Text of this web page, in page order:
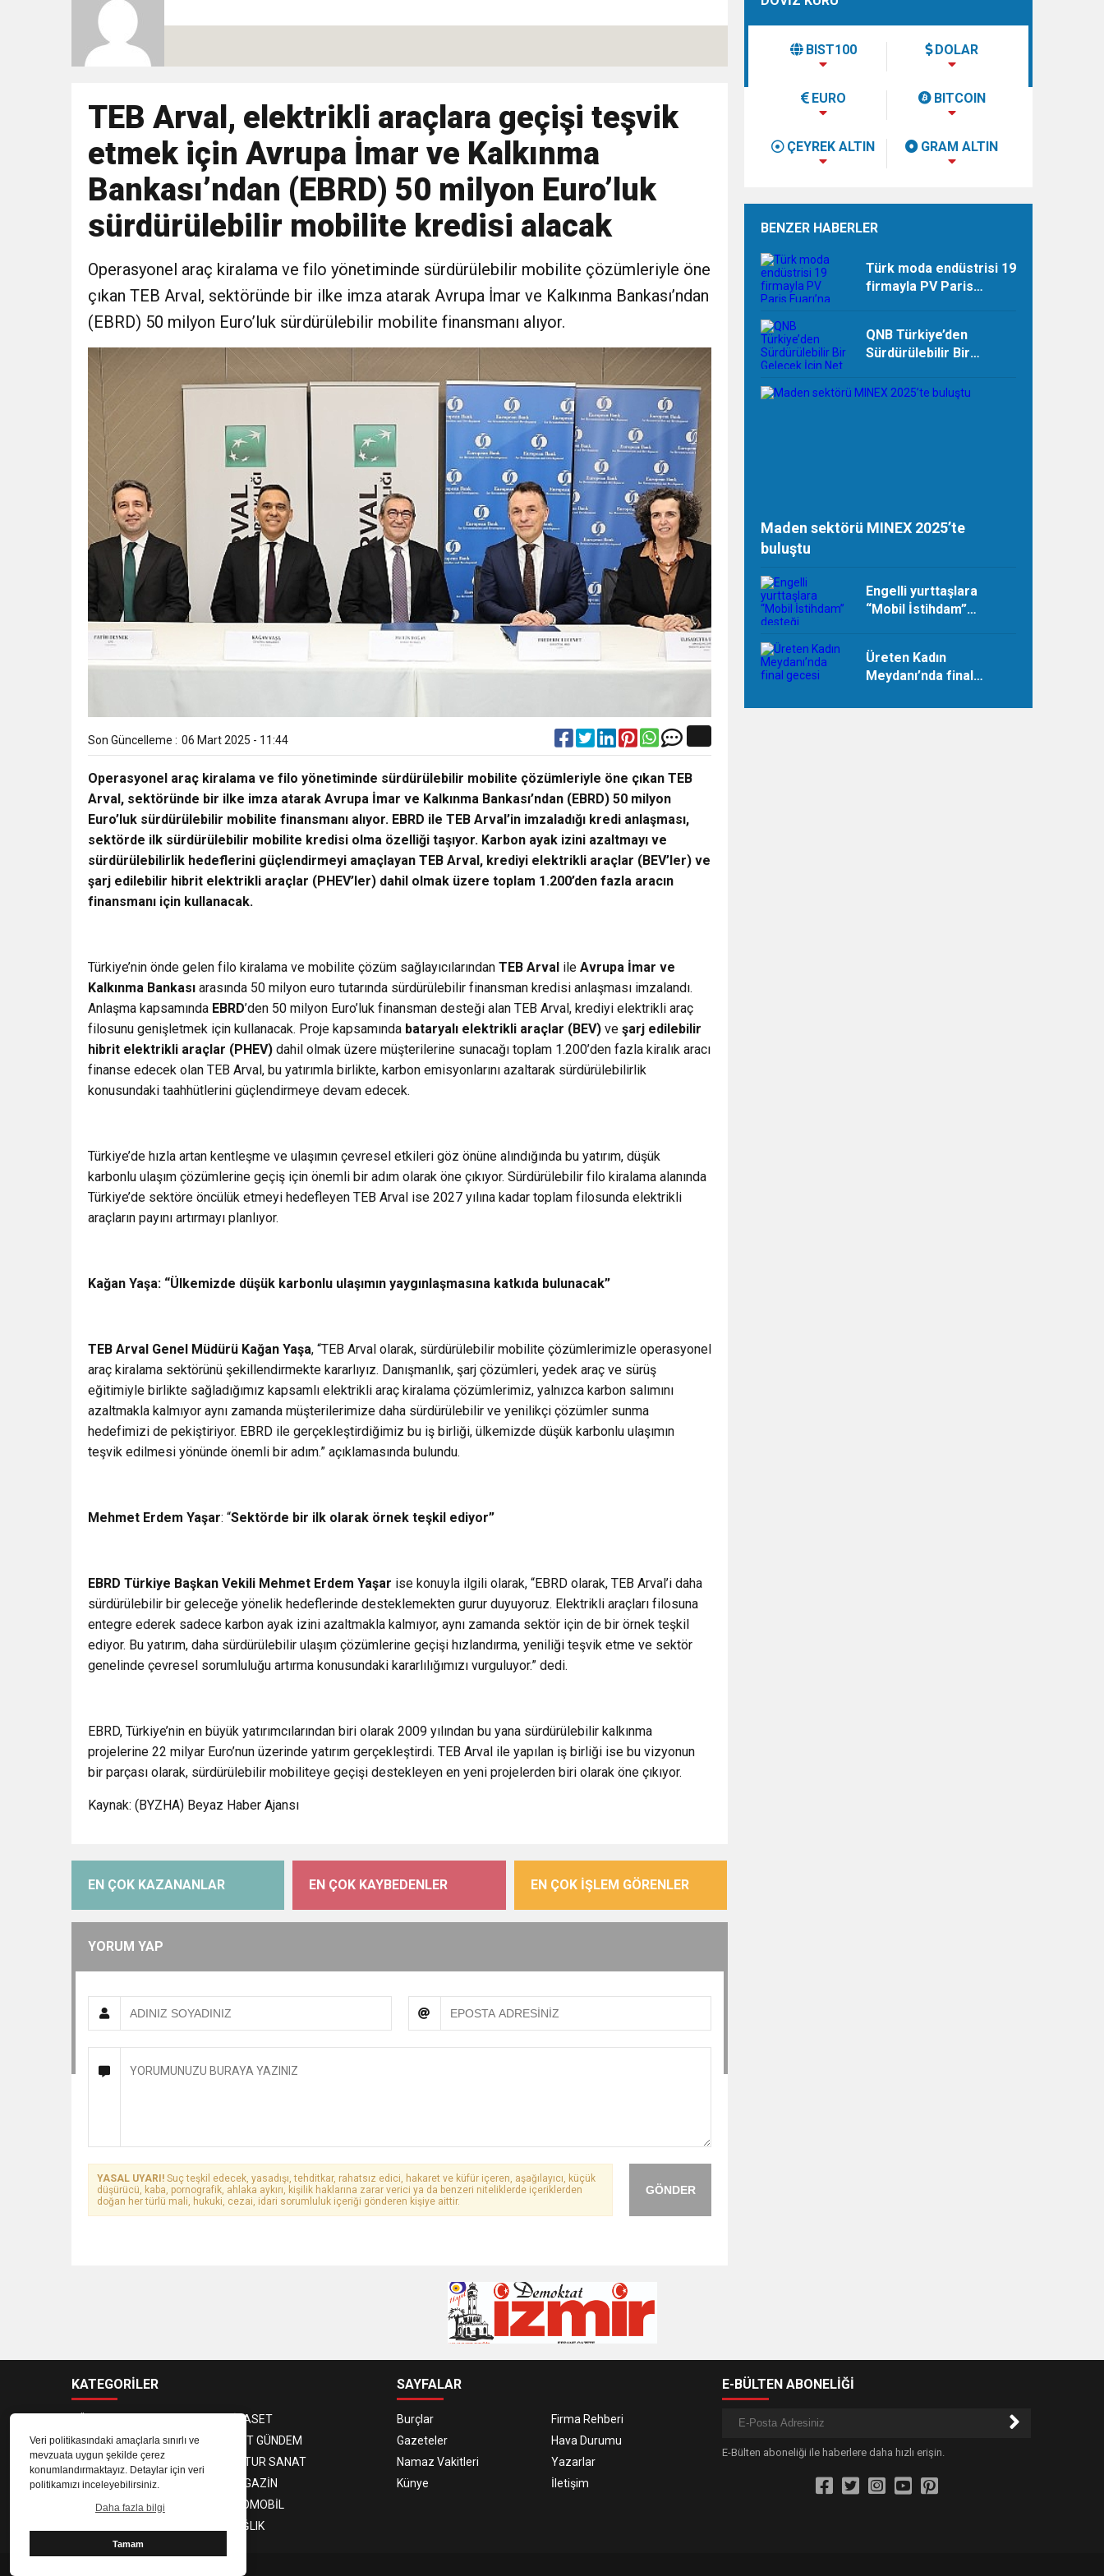
Veri politikasındaki amaçlarla sınırlı ve
mevzuata uygun şekilde çerez
konumlandırmaktayız. Detaylar için veri
politikamızı inceleyebilirsiniz.
Daha fazla bilgi
Tamam
Destek Ziyareti
10:51 Yeni İl Başkanı “Çakır” Hızlı Başladı: Hedef, Halkla Kucaklaşmak”
9:33 CHP’li 3 Genç Tutuklandı: Siyasi Saldırının Hedefinde Mehmet Türkmen mi Var?
8:35 Anneler Günü’nde TAMEV ile İyilik ve Dayanışma Buluşması
14:11 Buca’da Ruhsatı Tartışmalı İnşaat Meclis Gündeminde: “Cumhurbaşkanı Kararnamesi Bile Çiğnendi”
18:28 Eğitim Camiasının Yakından Tanıdığı İsim: Abdulrezak Kaldan Torbalı Yolunda
TEB Arval, elektrikli araçlara geçişi teşvik
etmek için Avrupa İmar ve Kalkınma
Bankası’ndan (EBRD) 50 milyon Euro’luk
sürdürülebilir mobilite kredisi alacak
Operasyonel araç kiralama ve filo yönetiminde sürdürülebilir mobilite çözümleriyle öne
çıkan TEB Arval, sektöründe bir ilke imza atarak Avrupa İmar ve Kalkınma Bankası’ndan
(EBRD) 50 milyon Euro’luk sürdürülebilir mobilite finansmanı alıyor.
Son Güncelleme : 06 Mart 2025 - 11:44
Operasyonel araç kiralama ve filo yönetiminde sürdürülebilir mobilite çözümleriyle öne çıkan TEB
Arval, sektöründe bir ilke imza atarak Avrupa İmar ve Kalkınma Bankası’ndan (EBRD) 50 milyon
Euro’luk sürdürülebilir mobilite finansmanı alıyor. EBRD ile TEB Arval’in imzaladığı kredi anlaşması,
sektörde ilk sürdürülebilir mobilite kredisi olma özelliği taşıyor. Karbon ayak izini azaltmayı ve
sürdürülebilirlik hedeflerini güçlendirmeyi amaçlayan TEB Arval, krediyi elektrikli araçlar (BEV’ler) ve
şarj edilebilir hibrit elektrikli araçlar (PHEV’ler) dahil olmak üzere toplam 1.200’den fazla aracın
finansmanı için kullanacak.
Türkiye’nin önde gelen filo kiralama ve mobilite çözüm sağlayıcılarından TEB Arval ile Avrupa İmar ve
Kalkınma Bankası arasında 50 milyon euro tutarında sürdürülebilir finansman kredisi anlaşması imzalandı.
Anlaşma kapsamında EBRD’den 50 milyon Euro’luk finansman desteği alan TEB Arval, krediyi elektrikli araç
filosunu genişletmek için kullanacak. Proje kapsamında bataryalı elektrikli araçlar (BEV) ve şarj edilebilir
hibrit elektrikli araçlar (PHEV) dahil olmak üzere müşterilerine sunacağı toplam 1.200’den fazla kiralık aracı
finanse edecek olan TEB Arval, bu yatırımla birlikte, karbon emisyonlarını azaltarak sürdürülebilirlik
konusundaki taahhütlerini güçlendirmeye devam edecek.
Türkiye’de hızla artan kentleşme ve ulaşımın çevresel etkileri göz önüne alındığında bu yatırım, düşük
karbonlu ulaşım çözümlerine geçiş için önemli bir adım olarak öne çıkıyor. Sürdürülebilir filo kiralama alanında
Türkiye’de sektöre öncülük etmeyi hedefleyen TEB Arval ise 2027 yılına kadar toplam filosunda elektrikli
araçların payını artırmayı planlıyor.
Kağan Yaşa: “Ülkemizde düşük karbonlu ulaşımın yaygınlaşmasına katkıda bulunacak”
TEB Arval Genel Müdürü Kağan Yaşa, “TEB Arval olarak, sürdürülebilir mobilite çözümlerimizle operasyonel
araç kiralama sektörünü şekillendirmekte kararlıyız. Danışmanlık, şarj çözümleri, yedek araç ve sürüş
eğitimiyle birlikte sağladığımız kapsamlı elektrikli araç kiralama çözümlerimiz, yalnızca karbon salımını
azaltmakla kalmıyor aynı zamanda müşterilerimize daha sürdürülebilir ve yenilikçi çözümler sunma
hedefimizi de pekiştiriyor. EBRD ile gerçekleştirdiğimiz bu iş birliği, ülkemizde düşük karbonlu ulaşımın
teşvik edilmesi yönünde önemli bir adım.” açıklamasında bulundu.
Mehmet Erdem Yaşar: “Sektörde bir ilk olarak örnek teşkil ediyor”
EBRD Türkiye Başkan Vekili Mehmet Erdem Yaşar ise konuyla ilgili olarak, “EBRD olarak, TEB Arval’i daha
sürdürülebilir bir geleceğe yönelik hedeflerinde desteklemekten gurur duyuyoruz. Elektrikli araçları filosuna
entegre ederek sadece karbon ayak izini azaltmakla kalmıyor, aynı zamanda sektör için de bir örnek teşkil
ediyor. Bu yatırım, daha sürdürülebilir ulaşım çözümlerine geçişi hızlandırma, yeniliği teşvik etme ve sektör
genelinde çevresel sorumluluğu artırma konusundaki kararlılığımızı vurguluyor.” dedi.
EBRD, Türkiye’nin en büyük yatırımcılarından biri olarak 2009 yılından bu yana sürdürülebilir kalkınma
projelerine 22 milyar Euro’nun üzerinde yatırım gerçekleştirdi. TEB Arval ile yapılan iş birliği ise bu vizyonun
bir parçası olarak, sürdürülebilir mobiliteye geçişi destekleyen en yeni projelerden biri olarak öne çıkıyor.
Kaynak: (BYZHA) Beyaz Haber Ajansı
EN ÇOK KAZANANLAR EN ÇOK KAYBEDENLER EN ÇOK İŞLEM GÖRENLER
YORUM YAP
GÖNDER
YASAL UYARI! Suç teşkil edecek, yasadışı, tehditkar, rahatsız edici, hakaret ve küfür içeren, aşağılayıcı, küçük
düşürücü, kaba, pornografik, ahlaka aykırı, kişilik haklarına zarar verici ya da benzeri niteliklerde içeriklerden
doğan her türlü mali, hukuki, cezai, idari sorumluluk içeriği gönderen kişiye aittir.
BIST100 DOLAR
EURO BITCOIN
ÇEYREK ALTIN GRAM ALTIN
BENZER HABERLER
Türk moda endüstrisi 19
firmayla PV Paris
QNB Türkiye’den
Sürdürülebilir Bir
Sözü
Maden sektörü MINEX 2025’te
buluştu
Engelli yurttaşlara
“Mobil İstihdam”
Üreten Kadın
Meydanı’nda final
KATEGORİLER
SİYASET
EKONOMİ
KENT GÜNDEM
3. SAYFA
KULTUR SANAT
SPOR
MAGAZİN
TEKNOLOJİ
OTOMOBİL
SAĞLIK
SAYFALAR
Burçlar
Firma Rehberi
Gazeteler
Hava Durumu
Namaz Vakitleri
Yazarlar
Künye
İletişim
E-BÜLTEN ABONELİĞİ
E-Bülten aboneliği ile haberlere daha hızlı erişin.